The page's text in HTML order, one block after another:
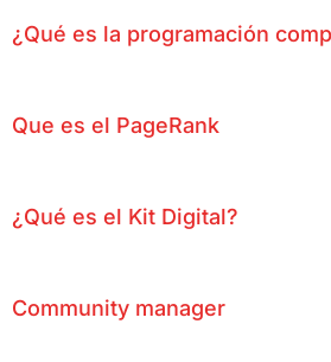
¿Qué es la programación
Que es el PageRank
¿Qué es el Kit Digital?
Community manager